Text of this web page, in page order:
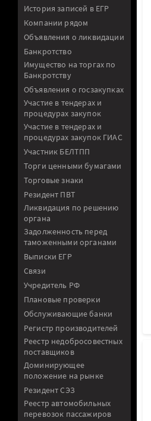
История записей в ЕГР
Компании рядом
Объявления о ликвидации
Банкротство
Имущество на торгах по
Банкротству
Объявления о госзакупках
Участие в тендерах и
процедурах закупок
Участие в тендерах и
процедурах закупок ГИАС
Участник БЕЛТПП
Торги ценными бумагами
Торговые знаки
Резидент ПВТ
Ликвидация по решению
органа
Задолженность перед
таможенными органами
Выписки ЕГР
Связи
Учредитель РФ
Плановые проверки
Обслуживающие банки
Регистр производителей
Реестр недобросовестных
поставщиков
Доминирующее
положение на рынке
Резидент СЭЗ
Реестр автомобильных
перевозок пассажиров